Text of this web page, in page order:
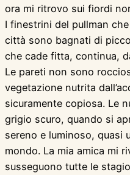
ora mi ritrovo sui fiordi
I finestrini del pullman
città sono bagnati di
che cade fitta, continua,
Le pareti non sono
vegetazione nutrita
sicuramente copiosa. Le
grigio scuro, quando si
sereno e luminoso, quasi
mondo. La mia amica mi
susseguono tutte le